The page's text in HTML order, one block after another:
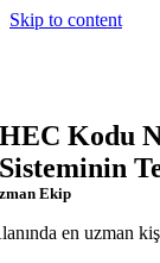
Skip to content
HEC Kodu
Sisteminin
Ekip
en uzman